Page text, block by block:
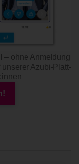
– ohne An­mel­dung
unserer Azubi-Platt­